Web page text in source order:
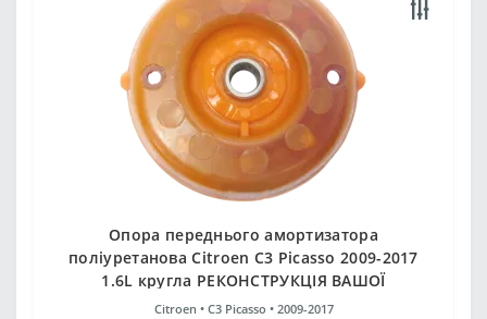
Опора переднього амортизатора
поліуретанова Citroen C3 Picasso 2009-2017
1.6L кругла РЕКОНСТРУКЦІЯ ВАШОЇ
Citroen • C3 Picasso • 2009-2017